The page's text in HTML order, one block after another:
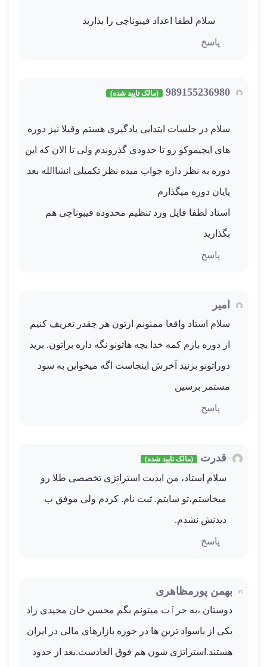
سلام لطفا اعداد فیبوناچی را بذارید
پاسخ
989155236980 (مالک تایید شده)
سلام در جلسات ابتدایی یادگیری هستم وقبلا نیز دوره
های ایچیموکو رو تا حدودی گذروندم ولی تا الان که این
دوره به نظر داره جواب میده نظر تکمیلی انشاالله بعد
پایان دوره میگذارم
استاد لطفا فایل ورد تنظیم محدوده فیبوناچی هم
بگذارید
پاسخ
امیر
سلام استاد واقعا ممنونم ازتون هر چقدر تعریف کنیم
از دوره بازم کمه خدا بچه هاتونو نگه داره براتون. برید
دوراتونو بزنید آخرش اینجاست اگه میخواین به سود
مستمر برسین
پاسخ
قدرت (مالک تایید شده)
سلام استاد، من ابدیت استراتژی تخصصی طلا رو
میخاستم،تو سایتم. ثبت نام. کردم ولی موفق ب
دیدنش نشدم.
پاسخ
بهمن پورمظاهری
دوستان ،به جرٱت میتونم بگم محسن خان مجیدی راد
یکی از باسواد ترین ها در حوزه بازارهای مالی در ایران
هستند.استراتژی شون هم فوق العادست.بعد از حدود